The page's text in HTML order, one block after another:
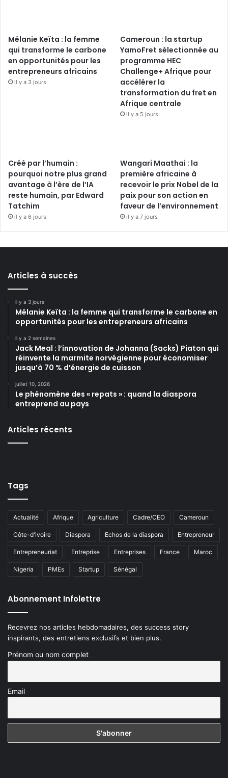
Mélanie Keïta : la femme
qui transforme le carbone
en opportunités pour les
entrepreneurs africains
il y a 3 jours
Cameroun : la startup
YamoFret sélectionnée au
programme HEC
Challenge+ Afrique pour
accélérer la
transformation du fret en
Afrique centrale
il y a 5 jours
Créé par l’humain :
pourquoi notre plus grand
avantage à l’ère de l’IA
reste humain, par Edward
Tatchim
il y a 6 jours
Wangari Maathai : la
première africaine à
recevoir le prix Nobel de la
paix pour son action en
faveur de l’environnement
il y a 7 jours
Articles à succès
il y a 3 jours
Mélanie Keïta : la femme qui transforme le carbone en
opportunités pour les entrepreneurs africains
il y a 2 semaines
Jack Meal : l’innovation de Johanna (Sacks) Piaton qui
réinvente la marmite norvégienne pour économiser
jusqu’à 70 % d’énergie de cuisson
juillet 10, 2026
Le phénomène des « repats » : quand la diaspora
entreprend au pays
Articles récents
Tags
Actualité Afrique Agriculture Cadre/CEO Cameroun
Côte-d'ivoire Diaspora Echos de la diaspora Entrepreneur
Entrepreneuriat Entreprise Entreprises France Maroc
Nigeria PMEs Startup Sénégal
Abonnement Infolettre
Recevrez nos articles hebdomadaires, des success story
inspirants, des entretiens exclusifs et bien plus.
Prénom ou nom complet
Email